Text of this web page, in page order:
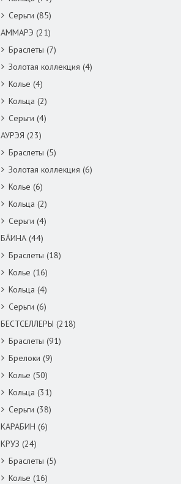
Серьги (85)
АММАРЭ (21)
Браслеты (7)
Золотая коллекция (4)
Колье (4)
Кольца (2)
Серьги (4)
АУРЭЯ (23)
Браслеты (5)
Золотая коллекция (6)
Колье (6)
Кольца (2)
Серьги (4)
БÁИНА (44)
Браслеты (18)
Колье (16)
Кольца (4)
Серьги (6)
БЕСТСЕЛЛЕРЫ (218)
Браслеты (91)
Брелоки (9)
Колье (50)
Кольца (31)
Серьги (38)
КАРАБИН (6)
КРУЗ (24)
Браслеты (5)
Колье (16)